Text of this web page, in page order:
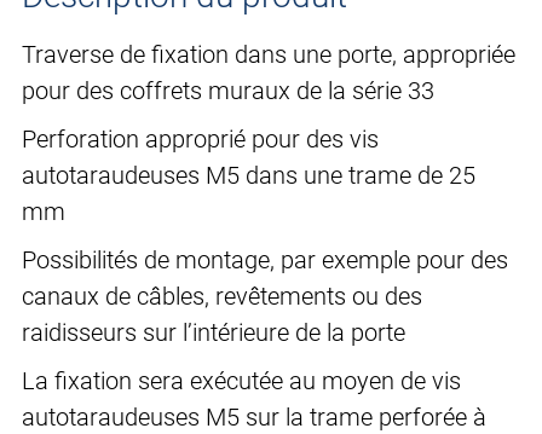
Traverse de fixation dans une porte, appropriée
pour des coffrets muraux de la série 33
Perforation approprié pour des vis
autotaraudeuses M5 dans une trame de 25
mm
Possibilités de montage, par exemple pour des
canaux de câbles, revêtements ou des
raidisseurs sur l’intérieure de la porte
La fixation sera exécutée au moyen de vis
autotaraudeuses M5 sur la trame perforée à